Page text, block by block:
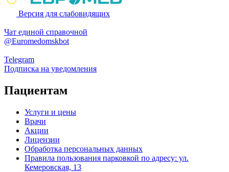
Версия для слабовидящих
Чат единой справочной
@Euromedomskbot
Telegram
Подписка на уведомления
Пациентам
Услуги и цены
Врачи
Акции
Лицензии
Обработка персональных данных
Правила пользования парковкой по адресу: ул.
Кемеровская, 13